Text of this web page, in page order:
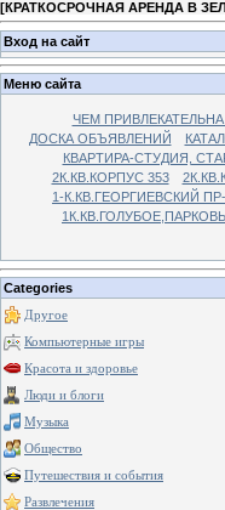
[КРАТКОСРОЧНАЯ АРЕНДА В
Вход на сайт
Меню сайта
ЧЕМ
ДОСКА ОБЪЯВЛЕНИЙ
КВАРТИРА-СТУДИЯ,
2К.КВ.КОРПУС 353
1-К.КВ.ГЕОРГИЕВСКИЙ ПР-
Categories
Другое
Компьютерные игры
Красота и здоровье
Люди и блоги
Музыка
Общество
Путешествия и события
Развлечения